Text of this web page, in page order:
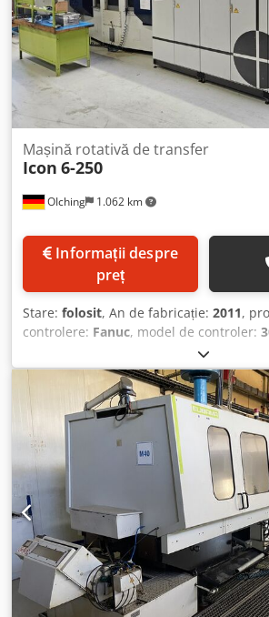
OIching 1.062 km
Mașină rotativă de transfer
Icon 6-250
preț
Stare: folosit, An de fabricație: 2011,
controlere: Fanuc, model de controler:
Generalități: Anul fabricației: 2011
Fanuc 30i Sarcina maximă pe masă:
X/Y/Z: 300/300/370 mm Greutate la
kg Stația de prelucrare I (X/Y/Z/B):
vertical Turație: 8.000 rpm Prindere
31 kW Cuplu: 197 Nm Schimbător de
0,001°, indexare pneumatică, forță de
Diametru/Lungime unealtă: 125/250
prelucrare II (X/Y/Z/B): Tehnologie: 1 x
orizontal Turație: 8.000 rpm Prindere
Putere: 31 kW Cuplu: 197 Nm
poziții Axă B: 0,001°, indexare
strângere Diametru/Lungime unealtă:
de prelucrare III (X/Y/Z/B): Tehnologie: 1